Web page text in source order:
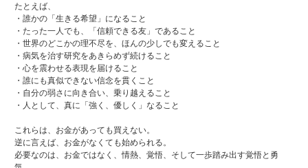
たとえば、
・誰かの「生きる希望」になること
・たった一人でも、「信頼できる友」であること
・世界のどこかの理不尽を、ほんの少しでも変えること
・病気を治す研究をあきらめず続けること
・心を震わせる表現を届けること
・誰にも真似できない信念を貫くこと
・自分の弱さに向き合い、乗り越えること
・人として、真に「強く、優しく」なること
これらは、お金があっても買えない。
逆に言えば、お金がなくても始められる。
必要なのは、お金ではなく、情熱、覚悟、そして一歩踏み出す覚悟と勇